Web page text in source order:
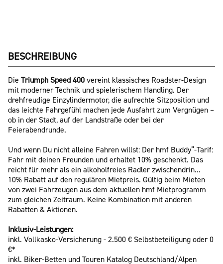
BESCHREIBUNG
Die Triumph Speed 400 vereint klassisches Roadster-Design
mit moderner Technik und spielerischem Handling. Der
drehfreudige Einzylindermotor, die aufrechte Sitzposition und
das leichte Fahrgefühl machen jede Ausfahrt zum Vergnügen –
ob in der Stadt, auf der Landstraße oder bei der
Feierabendrunde.
Und wenn Du nicht alleine Fahren willst: Der hmf Buddy“-Tarif:
Fahr mit deinen Freunden und erhaltet 10% geschenkt. Das
reicht für mehr als ein alkoholfreies Radler zwischendrin...
10% Rabatt auf den regulären Mietpreis. Gültig beim Mieten
von zwei Fahrzeugen aus dem aktuellen hmf Mietprogramm
zum gleichen Zeitraum. Keine Kombination mit anderen
Rabatten & Aktionen.
Inklusiv-Leistungen:
inkl. Vollkasko-Versicherung - 2.500 € Selbstbeteiligung oder 0
€*
inkl. Biker-Betten und Touren Katalog Deutschland/Alpen